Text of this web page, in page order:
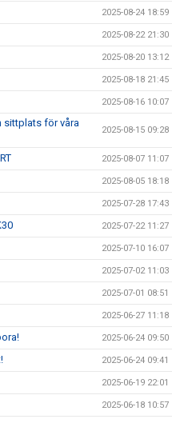
2025-08-24 18:59
2025-08-22 21:30
2025-08-20 13:12
2025-08-18 21:45
2025-08-16 10:07
sittplats för våra
2025-08-15 09:28
2025-08-07 11:07
2025-08-05 18:18
2025-07-28 17:43
2025-07-22 11:27
2025-07-10 16:07
2025-07-02 11:03
2025-07-01 08:51
2025-06-27 11:18
2025-06-24 09:50
2025-06-24 09:41
2025-06-19 22:01
2025-06-18 10:57